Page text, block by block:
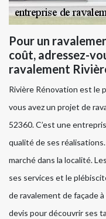
Pour un
coût, adressez-
ravalement
Rivière Rénovation est le
vous avez un projet de
52360. C’est une
qualité de ses
marché dans la localité.
ses services et le
de ravalement de façade
devis pour découvrir ses